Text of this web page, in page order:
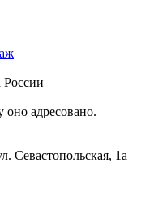
России
оно адресовано.
Севастопольская, 1а